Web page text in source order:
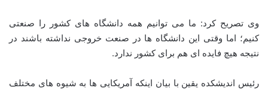
وی تصریح کرد: ما می توانیم همه دانشگاه های کشور را صنعتی
کنیم؛ اما وقتی این دانشگاه ها در صنعت خروجی نداشته باشند در
نتیجه هیچ فایده ای هم برای کشور ندارد.
رئیس اندیشکده یقین با بیان اینکه آمریکایی ها به شیوه های مختلف